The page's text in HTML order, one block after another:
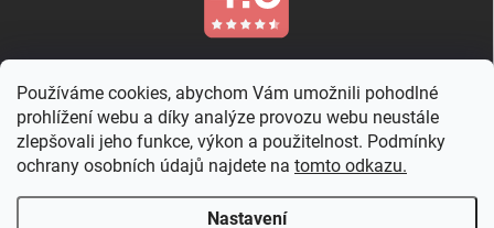
Používáme cookies, abychom Vám umožnili pohodlné
prohlížení webu a díky analýze provozu webu neustále
zlepšovali jeho funkce, výkon a použitelnost. Podmínky
ochrany osobních údajů najdete na tomto odkazu.
Nastavení